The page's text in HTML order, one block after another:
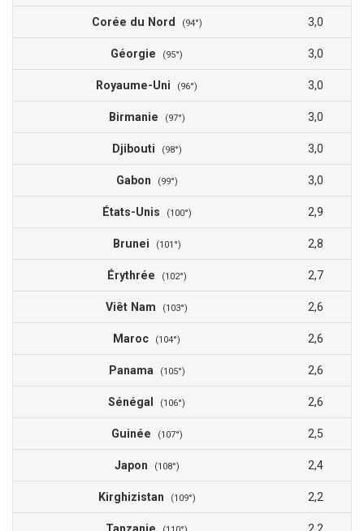
Corée du Nord (94°) 3,0
Géorgie (95°) 3,0
Royaume-Uni (96°) 3,0
Birmanie (97°) 3,0
Djibouti (98°) 3,0
Gabon (99°) 3,0
États-Unis (100°) 2,9
Brunei (101°) 2,8
Érythrée (102°) 2,7
Viêt Nam (103°) 2,6
Maroc (104°) 2,6
Panama (105°) 2,6
Sénégal (106°) 2,6
Guinée (107°) 2,5
Japon (108°) 2,4
Kirghizistan (109°) 2,2